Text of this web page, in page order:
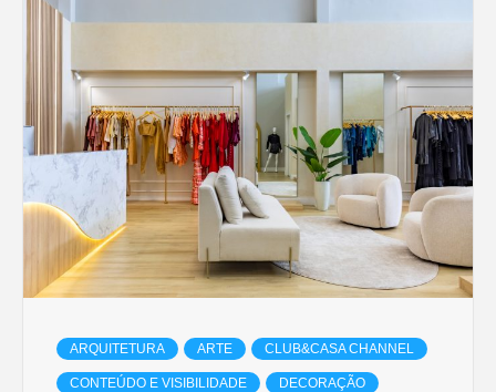
ARQUITETURA ARTE CLUB&CASA CHANNEL
CONTEÚDO E VISIBILIDADE DECORAÇÃO